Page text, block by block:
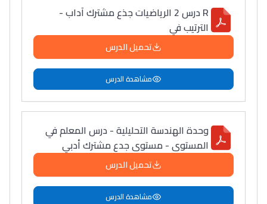
R درس 2 الرياضيات جذع مشترك آداب -
الترتيب في
تحميل الدرس
مشاهدة الدرس
وحدة الهندسة التحليلية - درس المعلم في
المستوى - مستوى جدع مشترك أدبي
تحميل الدرس
مشاهدة الدرس